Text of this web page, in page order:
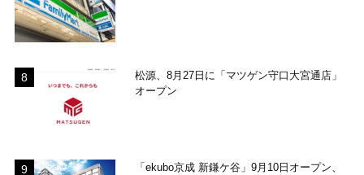
松源、8月27日に「マツゲン守口大宮通店」
オープン
「ekubo京成 新鎌ケ谷」9月10日オープン、